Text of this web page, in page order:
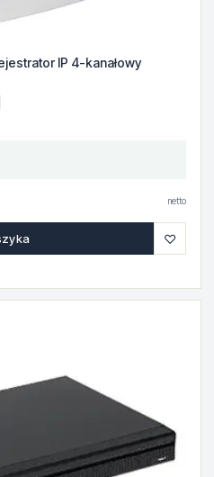
IP 4-kanałowy
netto
♡